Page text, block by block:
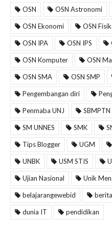
OSN OSN Astronomi
OSN Ekonomi OSN
OSN IPA OSN IPS
OSN Komputer OSN
OSN SMA OSN SMP
Pengembangan diri
Penmaba UNJ SBMPTN
SM UNNES SMK
Tips Blogger UGM
UNBK USM STIS
Ujian Nasional Unik
belajarangewebid berita
dunia IT pendidikan